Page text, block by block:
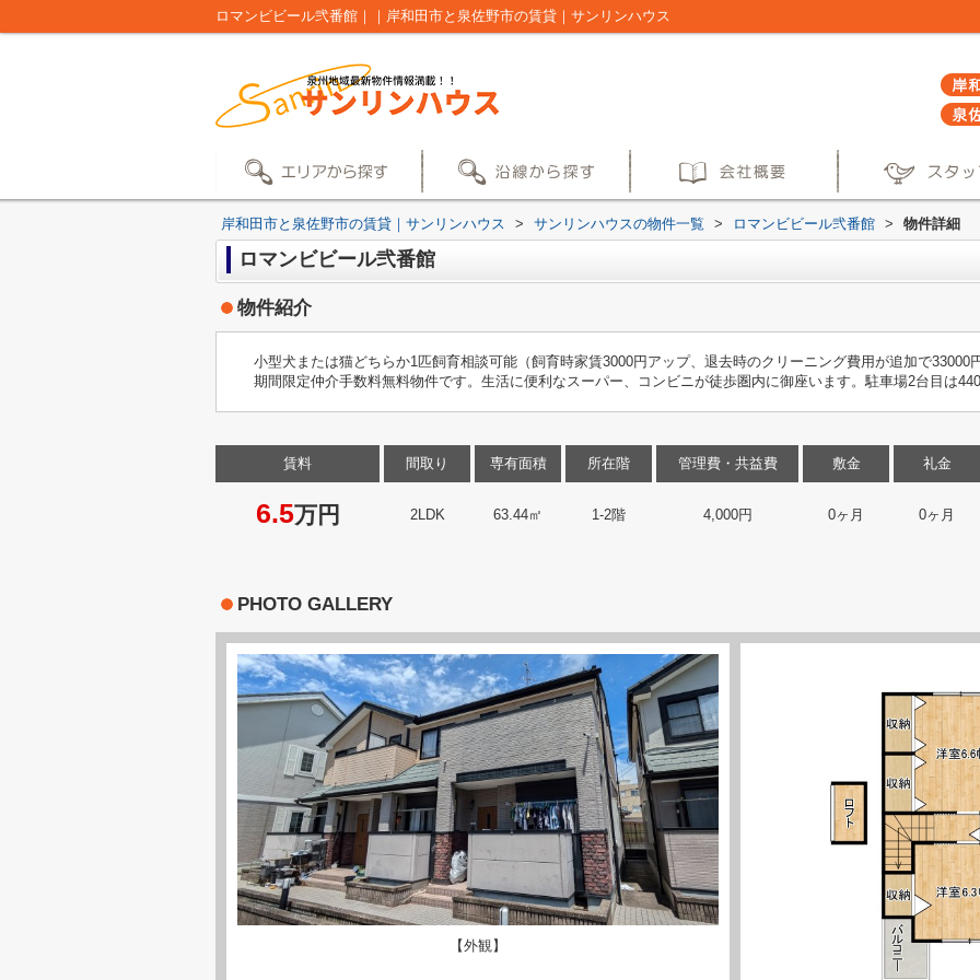
ロマンビビール弐番館｜｜岸和田市と泉佐野市の賃貸｜サンリンハウス
岸和田市と泉佐野市の賃貸｜サンリンハウス > サンリンハウスの物件一覧 > ロマンビビール弐番館 > 物件詳細
ロマンビビール弐番館
物件紹介
小型犬または猫どちらか1匹飼育相談可能（飼育時家賃3000円アップ、退去時のクリーニング費用が追加で33000
期間限定仲介手数料無料物件です。生活に便利なスーパー、コンビニが徒歩圏内に御座います。駐車場2台目は
賃料
6.5万円
間取り
2LDK
専有面積
63.44㎡
所在階
1-2階
管理費・共益費
4,000円
敷金
0ヶ月
礼金
0ヶ月
PHOTO GALLERY
【外観】